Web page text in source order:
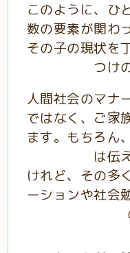
このように、ひ
数の要素が関わ
その子の現状を
つけ
人間社会のマナ
ではなく、ご家
ます。 もちろん
は伝
けれど、その多
ーションや社会